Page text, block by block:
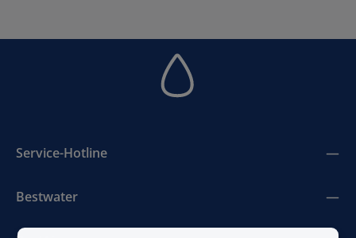
Service-Hotline
Bestwater